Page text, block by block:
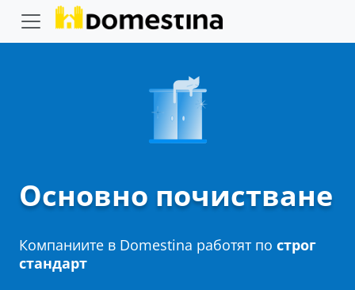
Основно почистване
Компаниите в Domestina работят по строг
стандарт